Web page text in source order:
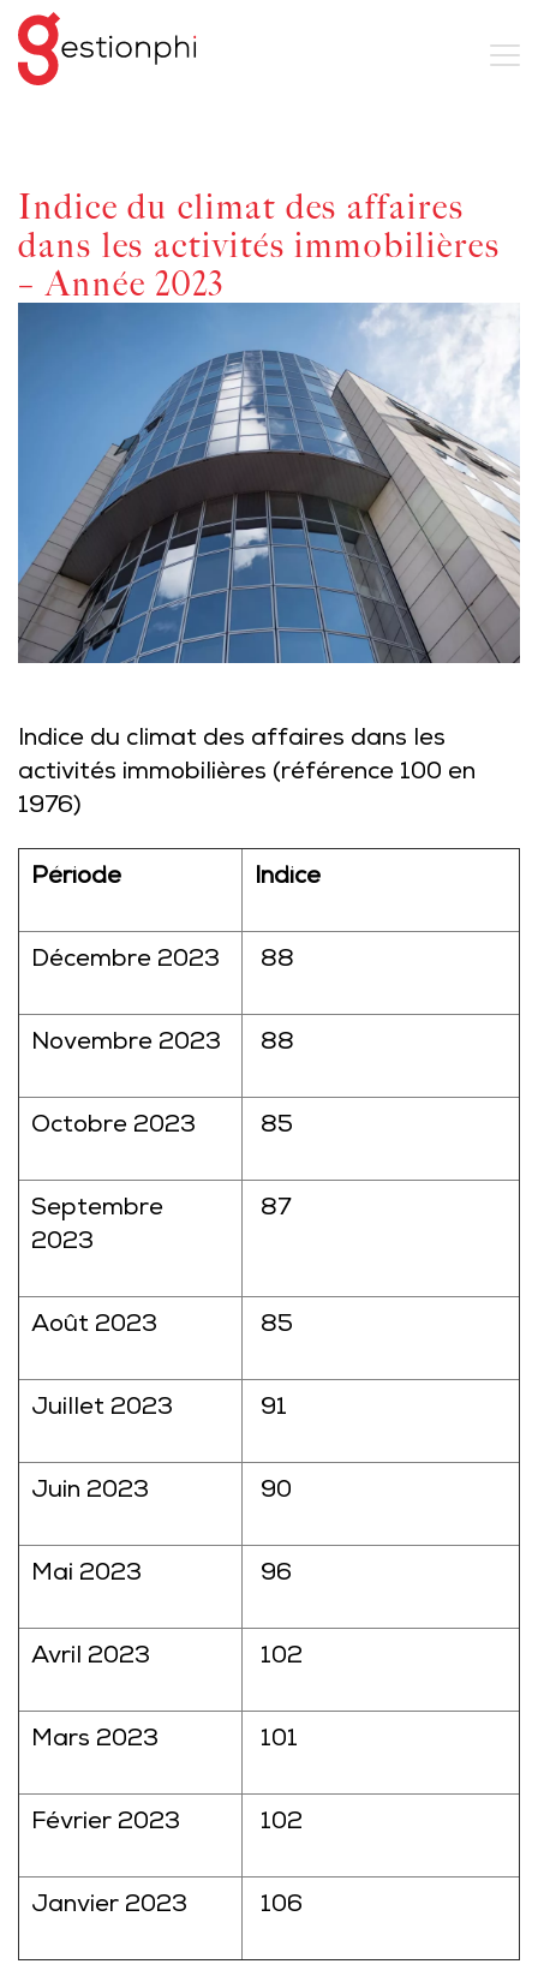
Indice du climat des affaires
dans les activités immobilières
– Année 2023
Indice du climat des affaires dans les
activités immobilières (référence 100 en
1976)
Période Indice
Décembre 2023 88
Novembre 2023 88
Octobre 2023 85
Septembre
2023
87
Août 2023 85
Juillet 2023 91
Juin 2023 90
Mai 2023 96
Avril 2023 102
Mars 2023 101
Février 2023 102
Janvier 2023 106